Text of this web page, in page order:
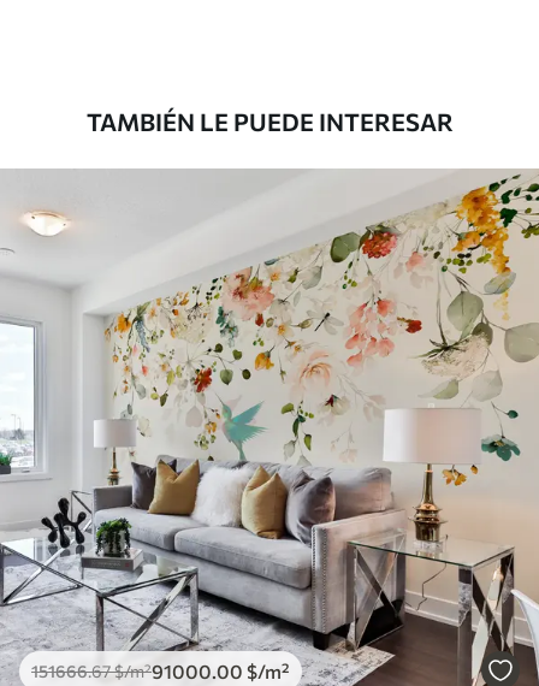
Vinilo Premium
199833.33119900.00$/m²
TAMBIÉN LE PUEDE INTERESAR
151666.67$/m²91000.00 $/m²